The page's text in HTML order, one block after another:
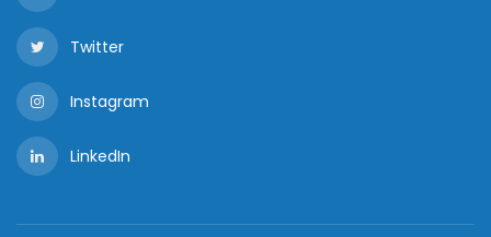
Twitter
Instagram
LinkedIn